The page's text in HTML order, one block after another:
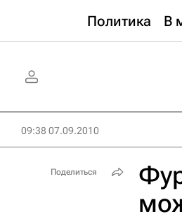
Политика В
09:38 07.09.2010
Поделиться